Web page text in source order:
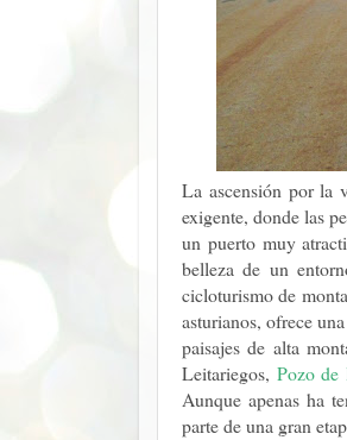
La ascensión por la
exigente, donde las
un puerto muy
belleza de un
cicloturismo de
asturianos, ofrece
paisajes de alta
Leitariegos, Pozo de
Aunque apenas ha
parte de una gran